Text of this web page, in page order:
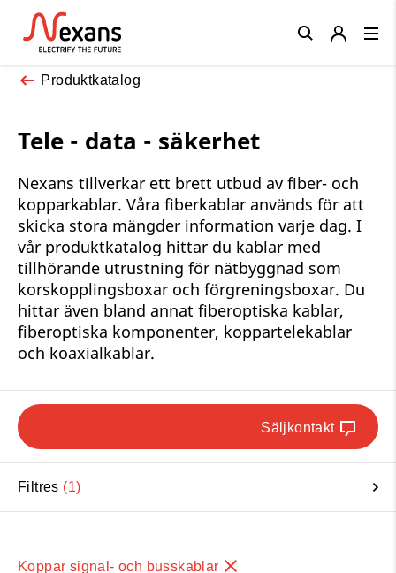
Produktkatalog
Tele - data - säkerhet
Nexans tillverkar ett brett utbud av fiber- och
kopparkablar. Våra fiberkablar används för att
skicka stora mängder information varje dag. I
vår produktkatalog hittar du kablar med
tillhörande utrustning för nätbyggnad som
korskopplingsboxar och förgreningsboxar. Du
hittar även bland annat fiberoptiska kablar,
fiberoptiska komponenter, koppartelekablar
och koaxialkablar.
Säljkontakt
Filtres 1
Koppar signal- och busskablar
Close